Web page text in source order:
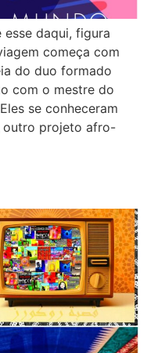
esse daqui, figura
começa com
do duo formado
com o mestre do
se conheceram
outro projeto afro-